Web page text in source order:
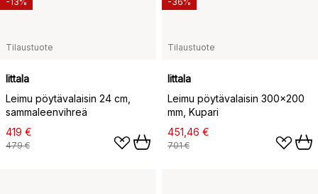
Tilaustuote
Iittala
Leimu pöytävalaisin 24 cm,
sammaleenvihreä
419 €
479 €
Tilaustuote
Iittala
Leimu pöytävalaisin 300x200
mm, Kupari
451,46 €
701 €